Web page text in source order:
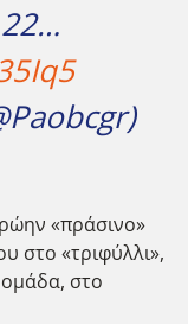
«πράσινο»
στο «τριφύλλι»,
στο